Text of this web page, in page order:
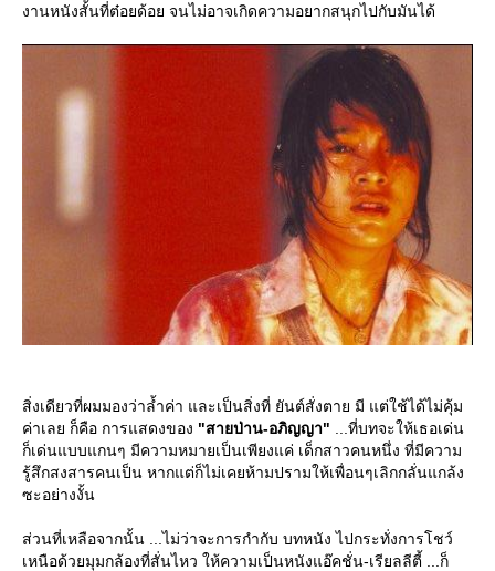
งานหนังสั้นที่ต๋อยด้อย จนไม่อาจเกิดความอยากสนุกไปกับมันได้
สิ่งเดียวที่ผมมองว่าล้ำค่า และเป็นสิ่งที่ ยันต์สั่งตาย มี แต่ใช้ได้ไม่คุ้ม
ค่าเลย ก็คือ การแสดงของ "สายป่าน-อภิญญา" ...ที่บทจะให้เธอเด่น
ก็เด่นแบบแกนๆ มีความหมายเป็นเพียงแค่ เด็กสาวคนหนึ่ง ที่มีความ
รู้สึกสงสารคนเป็น หากแต่ก็ไม่เคยห้ามปรามให้เพื่อนๆเลิกกลั่นแกล้ง
ซะอย่างงั้น
ส่วนที่เหลือจากนั้น ...ไม่ว่าจะการกำกับ บทหนัง ไปกระทั่งการโชว์
เหนือด้วยมุมกล้องที่สั่นไหว ให้ความเป็นหนังแอ๊คชั่น-เรียลลีตี้ ...ก็